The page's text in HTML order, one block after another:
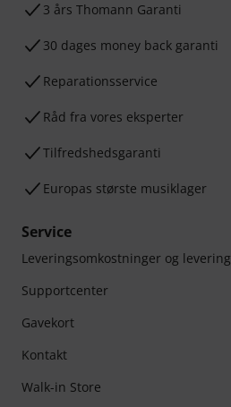
3 års Thomann Garanti
30 dages money back garanti
Reparationsservice
Råd fra vores eksperter
Tilfredshedsgaranti
Europas største musiklager
Service
Leveringsomkostninger og
Supportcenter
Gavekort
Kontakt
Walk-in Store